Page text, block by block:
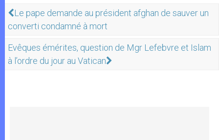
Le pape demande au président afghan de sauver un
converti condamné à mort
Evêques émérites, question de Mgr Lefebvre et Islam
à l’ordre du jour au Vatican